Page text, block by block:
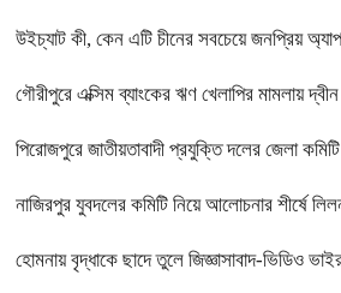
উইচ্যাট কী, কেন এটি চীনের সবচেয়ে জনপ্রিয়
গৌরীপুরে এক্সিম ব্যাংকের ঋণ খেলাপির মামলায়
পিরোজপুরে জাতীয়তাবাদী প্রযুক্তি দলের জেলা
নাজিরপুর যুবদলের কমিটি নিয়ে আলোচনার শীর্ষে
হোমনায় বৃদ্ধাকে ছাদে তুলে জিজ্ঞাসাবাদ-ভিডিও